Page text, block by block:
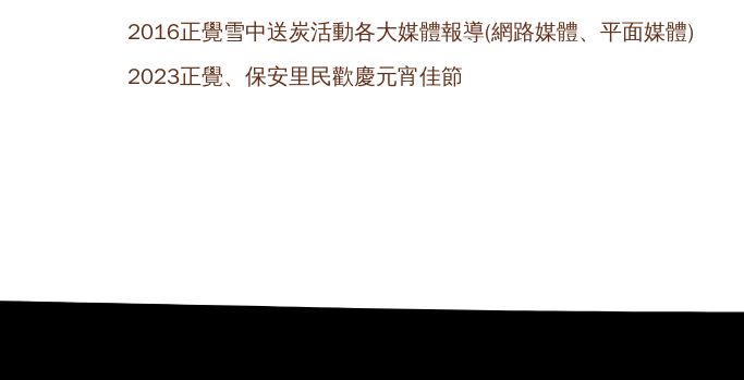
2016正覺雪中送炭活動各大媒體報導(網路媒體、平面媒體)
2023正覺、保安里民歡慶元宵佳節